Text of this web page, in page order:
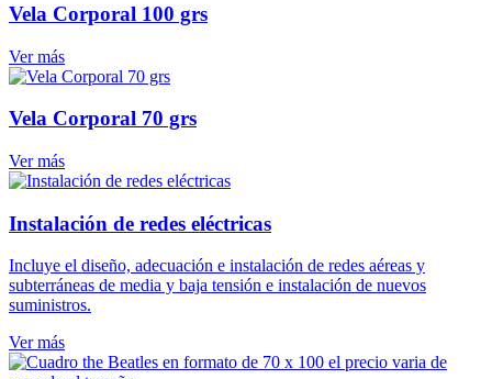
Vela Corporal 100 grs
Ver más
Vela Corporal 70 grs
Ver más
Instalación de redes eléctricas
Incluye el diseño, adecuación e instalación de redes aéreas y
subterráneas de media y baja tensión e instalación de nuevos
suministros.
Ver más